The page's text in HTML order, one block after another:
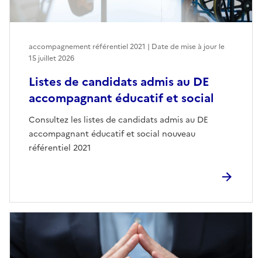
Listes de candidats admis au DE
accompagnant éducatif et social
Consultez les listes de candidats admis au DE
accompagnant éducatif et social nouveau
référentiel 2021
accompagnement référentiel 2021 | Date de mise à jour le
15 juillet 2026